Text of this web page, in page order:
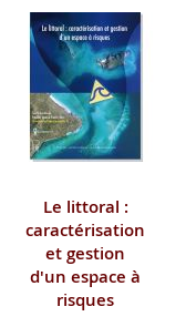
Le littoral :
caractérisation
et gestion
d'un espace à
risques